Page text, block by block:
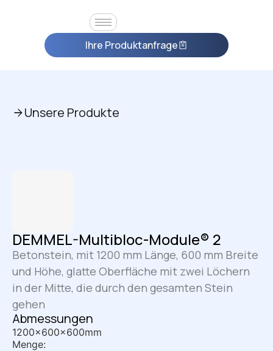
Ihre Produktanfrage
Unsere Produkte
DEMMEL-Multibloc-Module® 2
Betonstein, mit 1200 mm Länge, 600 mm Breite
und Höhe, glatte Oberfläche mit zwei Löchern
in der Mitte, die durch den gesamten Stein
gehen
Abmessungen
1200x600x600mm
Menge: